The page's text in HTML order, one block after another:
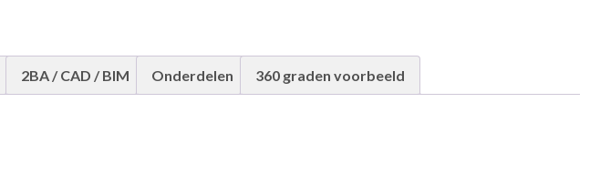
2BA / CAD / BIM Onderdelen 360 graden voorbeeld